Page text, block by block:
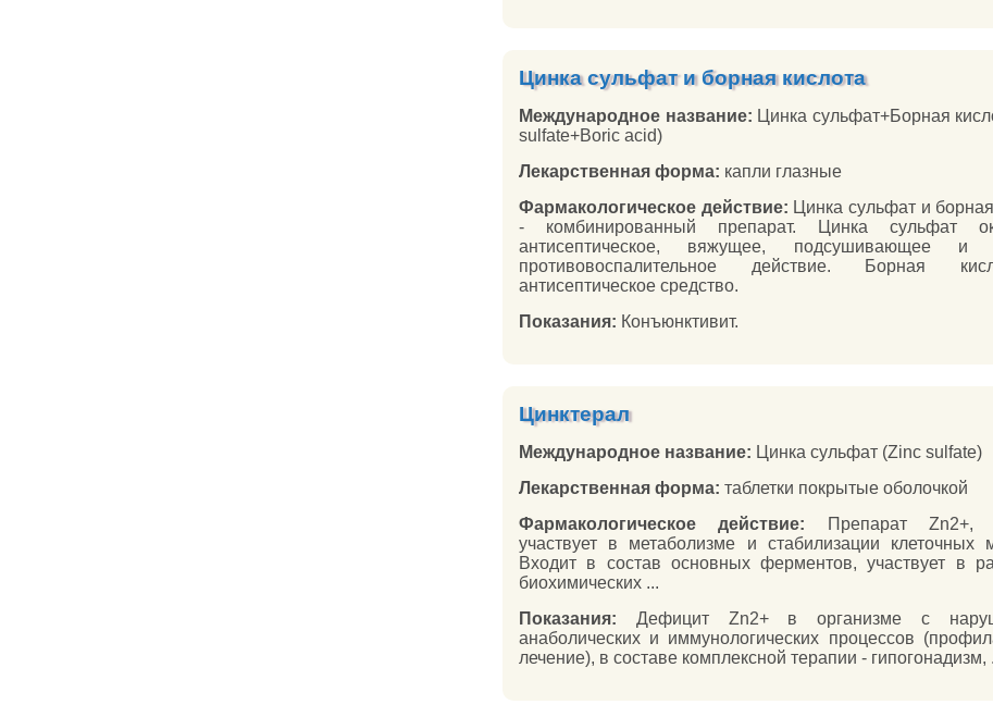
Цинка сульфат и борная кислота
Международное название: Цинка сульфат+Борная
sulfate+Boric acid)
Лекарственная форма: капли глазные
Фармакологическое действие: Цинка сульфат и
- комбинированный препарат. Цинка сульфат
антисептическое, вяжущее, подсушивающее и
противовоспалительное действие. Борная
антисептическое средство.
Показания: Конъюнктивит.
Цинктерал
Международное название: Цинка сульфат (Zinc sulfate)
Лекарственная форма: таблетки покрытые оболочкой
Фармакологическое действие: Препарат Zn2+,
участвует в метаболизме и стабилизации клеточных
Входит в состав основных ферментов, участвует в
биохимических ...
Показания: Дефицит Zn2+ в организме с
анаболических и иммунологических процессов
лечение), в составе комплексной терапии - гипогонадизм,